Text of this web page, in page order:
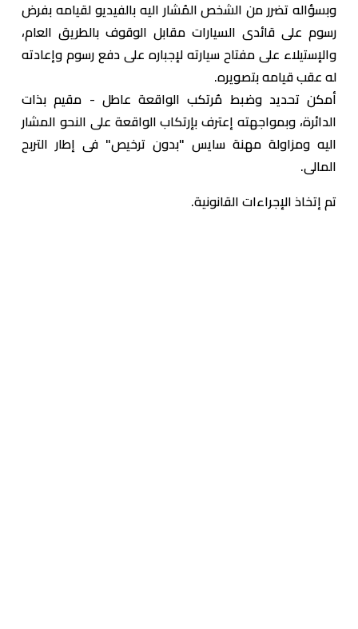
وبسؤاله تضرر من الشخص المُشار اليه بالفيديو لقيامه بفرض
رسوم على قائدى السيارات مقابل الوقوف بالطريق العام،
والإستيلاء على مفتاح سيارته لإجباره على دفع رسوم وإعادته
له عقب قيامه بتصويره.
أمكن تحديد وضبط مُرتكب الواقعة عاطل - مقيم بذات
الدائرة، وبمواجهته إعترف بإرتكاب الواقعة على النحو المشار
اليه ومزاولة مهنة سايس "بدون ترخيص" فى إطار التربح
المالى.
تم إتخاذ الإجراءات القانونية.